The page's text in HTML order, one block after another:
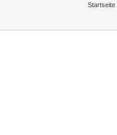
Startseite